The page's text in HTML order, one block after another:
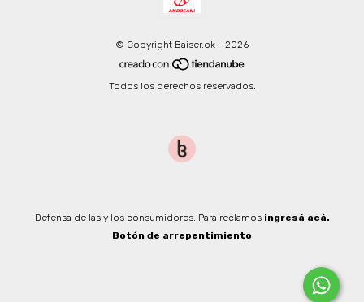
© Copyright Baiser.ok - 2026
Todos los derechos reservados.
Defensa de las y los consumidores. Para reclamos ingresá acá.
Botón de arrepentimiento